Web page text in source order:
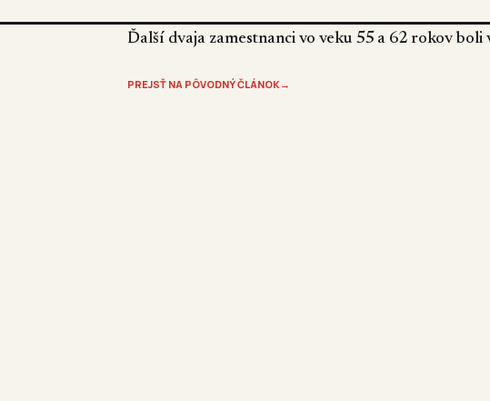
Ďalší dvaja zamestnanci vo veku 55 a 62 rokov boli
PREJSŤ NA PÔVODNÝ ČLÁNOK→